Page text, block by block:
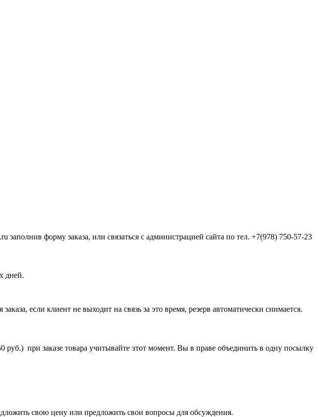
заполнив форму заказа, или связаться с администрацией сайта по тел. +7(978) 750-57-23
дней.
если клиент не выходит на связь за это время, резерв автоматически снимается.
руб.) при заказе товара учитывайте этот момент. Вы в праве объединить в одну посылку
свою цену или предложить свои вопросы для обсуждения.